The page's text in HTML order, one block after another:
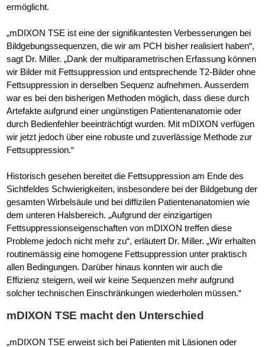
ermöglicht.
„mDIXON TSE ist eine der signifikantesten Verbesserungen bei
Bildgebungssequenzen, die wir am PCH bisher realisiert haben“,
sagt Dr. Miller. „Dank der multiparametrischen Erfassung können
wir Bilder mit Fettsuppression und entsprechende T2-Bilder ohne
Fettsuppression in derselben Sequenz aufnehmen. Ausserdem
war es bei den bisherigen Methoden möglich, dass diese durch
Artefakte aufgrund einer ungünstigen Patientenanatomie oder
durch Bedienfehler beeinträchtigt wurden. Mit mDIXON verfügen
wir jetzt jedoch über eine robuste und zuverlässige Methode zur
Fettsuppression.“
Historisch gesehen bereitet die Fettsuppression am Ende des
Sichtfeldes Schwierigkeiten, insbesondere bei der Bildgebung der
gesamten Wirbelsäule und bei diffizilen Patientenanatomien wie
dem unteren Halsbereich. „Aufgrund der einzigartigen
Fettsuppressionseigenschaften von mDIXON treffen diese
Probleme jedoch nicht mehr zu“, erläutert Dr. Miller. „Wir erhalten
routinemässig eine homogene Fettsuppression unter praktisch
allen Bedingungen. Darüber hinaus konnten wir auch die
Effizienz steigern, weil wir keine Sequenzen mehr aufgrund
solcher technischen Einschränkungen wiederholen müssen.“
mDIXON TSE macht den Unterschied
„mDIXON TSE erweist sich bei Patienten mit Läsionen oder